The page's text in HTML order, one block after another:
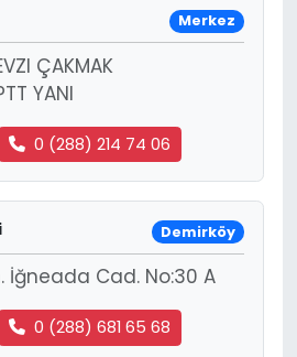
Merkez
ÇAKMAK
YANI
0 (288) 214 74 06
Demirköy
İğneada Cad. No:30 A
0 (288) 681 65 68